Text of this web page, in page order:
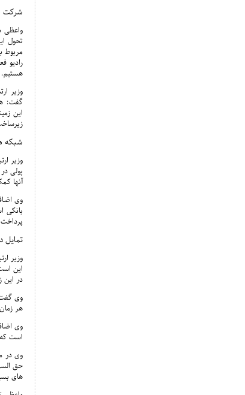
شرکت
واعظی
مربوط
رادیو
هستیم.
وزیر
گفت:
این
شبکه
وزیر
پولی
آنها
وی
بانکی
تمایل
وزیر
این
در این
وی
هر
وی
است که
وی در
حق
های